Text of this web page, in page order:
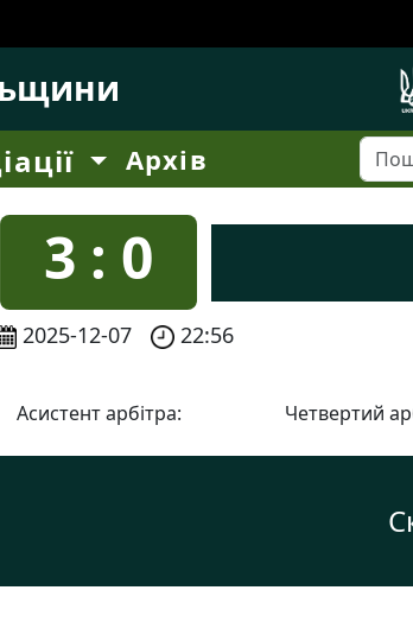
Архів
3 : 0
2025-12-07 22:56
Асистент арбітра: Четвертий